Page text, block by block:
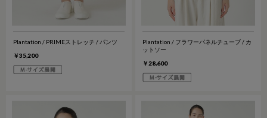
Plantation / PRIMEストレッチ / パンツ
￥35,200
Plantation / フラワーパネルチューブ / カ
ットソー
￥28,600